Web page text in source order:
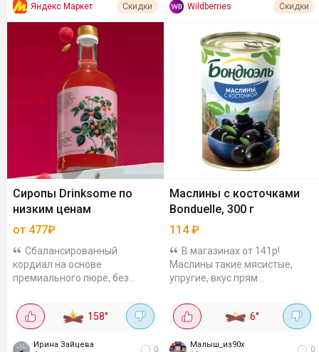
Яндекс Маркет Скидки
Сиропы Drinksome по
низким ценам
от 477₽
Сбалансированный
кордиал на основе
премиального пюре, без
Подходит для алкогольных и
безалкогольных коктейлей,
чая, лимонада. Самый...
158°
Ирина Зайцева
0
Wildberries Скидки
Маслины с косточками
Bonduelle, 300 г
114₽
В магазинах от 141р!
Маслины такие мясистые,
упругие, вкус прям
пересоленные, в самый раз.
Сама банка удобная,
компактненькая (300 грамм),
в холодильнике...
6°
Малыш_из90х
0